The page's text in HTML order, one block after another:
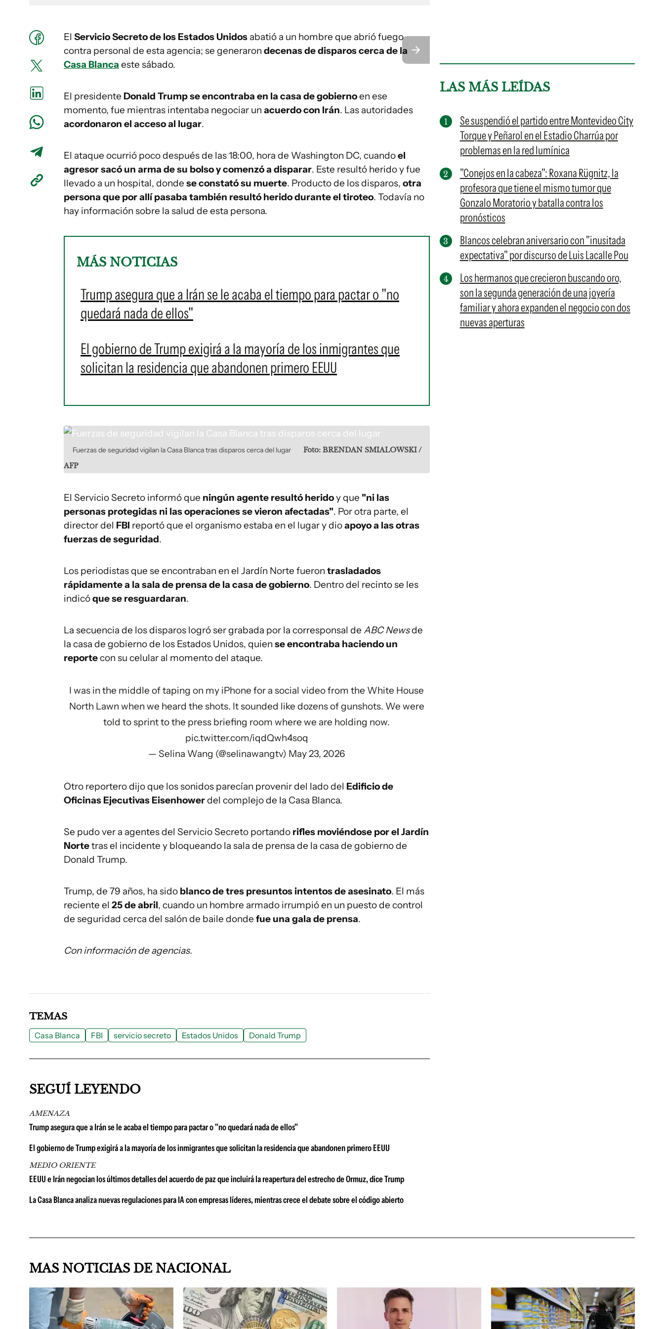
El Servicio Secreto de los Estados Unidos abatió a un hombre que abrió fuego
contra personal de esta agencia; se generaron decenas de disparoscerca de la
Casa Blanca este sábado.
El presidente Donald Trumpse encontraba en la casa de gobiernoen ese
momento, fue mientras intentaba negociar un acuerdo con Irán. Las autoridades
acordonaron el acceso al lugar.
El ataque ocurrió poco después de las 18:00, hora de Washington DC, cuandoel
agresor sacó un arma de su bolso y comenzó a disparar. Este resultó herido y fue
llevado a un hospital, donde se constató su muerte. Producto de los disparos, otra
persona que por allí pasaba también resultó herido durante el tiroteo. Todavía no
hay información sobre la salud de esta persona.
MÁS NOTICIAS
Trump asegura que a Irán se le acaba el tiempo para pactar o "no
quedará nada de ellos"
El gobierno de Trump exigirá a la mayoría de los inmigrantes que
solicitan la residencia que abandonen primero EEUU
Fuerzas de seguridad vigilan la Casa Blanca tras disparos cerca del lugar
Foto: BRENDAN SMIALOWSKI /
AFP
El Servicio Secreto informó que ningún agente resultó heridoy que "ni las
personas protegidas ni las operaciones se vieron afectadas". Por otra parte, el
director del FBI reportó que el organismo estaba en el lugar y dioapoyo a las otras
fuerzas de seguridad.
Los periodistas que se encontraban en el Jardín Norte fueron trasladados
rápidamente a la sala de prensa de la casa de gobierno. Dentro del recinto se les
indicóque se resguardaran.
La secuencia de los disparos logró ser grabada por la corresponsal de ABC Newsde
la casa de gobierno de los Estados Unidos, quien se encontraba haciendo un
reportecon su celular al momento del ataque.
I was in the middle of taping on my iPhone for a social video from the White House
North Lawn when we heard the shots. It sounded like dozens of gunshots. We were
told to sprint to the press briefing room where we are holding now.
pic.twitter.com/iqdQwh4soq
— Selina Wang (@selinawangtv) May 23, 2026
Otro reportero dijo que los sonidos parecían provenir del lado del Edificio de
Oficinas Ejecutivas Eisenhowerdel complejo de la Casa Blanca.
Se pudo ver a agentes del Servicio Secreto portando rifles moviéndose por el Jardín
Nortetras el incidente y bloqueando la sala de prensa de la casa de gobierno de
Donald Trump.
Trump, de 79 años, ha sido blanco de tres presuntos intentos de asesinato. El más
reciente el 25 de abril, cuando un hombre armado irrumpió en un puesto de control
de seguridad cerca del salón de baile donde fue una gala de prensa.
Con información de agencias.
LAS MÁS LEÍDAS
Se suspendió el partido entre Montevideo City
Torque y Peñarol en el Estadio Charrúa por
problemas en la red lumínica
"Conejos en la cabeza": Roxana Rügnitz, la
profesora que tiene el mismo tumor que
Gonzalo Moratorio y batalla contra los
pronósticos
Blancos celebran aniversario con "inusitada
expectativa" por discurso de Luis Lacalle Pou
Los hermanos que crecieron buscando oro,
son la segunda generación de una joyería
familiar y ahora expanden el negocio con dos
nuevas aperturas
TEMAS
Casa Blanca FBI servicio secreto Estados Unidos Donald Trump
SEGUÍ LEYENDO
AMENAZA
Trump asegura que a Irán se le acaba el tiempo para pactar o "no quedará nada de ellos"
El gobierno de Trump exigirá a la mayoría de los inmigrantes que solicitan la residencia que abandonen primero EEUU
MEDIO ORIENTE
EEUU e Irán negocian los últimos detalles del acuerdo de paz que incluirá la reapertura del estrecho de Ormuz, dice Trump
La Casa Blanca analiza nuevas regulaciones para IA con empresas líderes, mientras crece el debate sobre el código abierto
MAS NOTICIAS DE NACIONAL